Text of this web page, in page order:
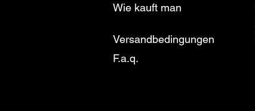
Wie kauft man
Versandbedingungen
F.a.q.